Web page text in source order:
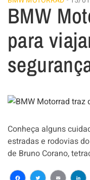
BMW
para
Conheça alguns
estradas e rodovias
de Bruno Corano,